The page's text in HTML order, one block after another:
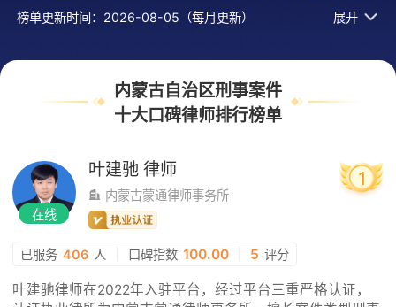
律师服务能力的最佳认证。法临经专业评测的2026年十大刑事案
件律师排行榜名单发布啦！居前十的有：内蒙古蒙通律师事务所的
事务所的张飞龙律师等，上榜律师十大刑事案件律师口碑榜单是法
临平台口碑好、用户认可度高、评价较高、有实力活跃度高的执业
律师，排名不分先后，仅供借鉴参考，想知道刑事案件哪个律师
好？您可以多比较，选择自己满意且合适案情的！
榜单更新时间：2026-08-05（每月更新） 展开
内蒙古自治区刑事案件
十大口碑律师排行榜单
在线
叶建驰 律师
内蒙古蒙通律师事务所
1
已服务 406 人 口碑指数 100.00 5 评分
叶建驰律师在2022年入驻平台，经过平台三重严格认证，